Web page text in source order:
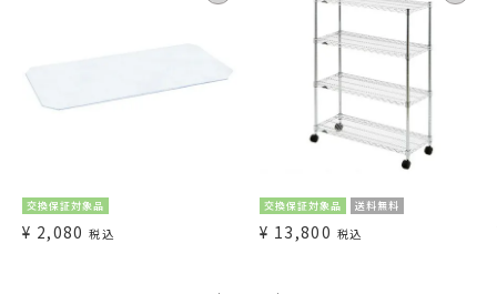
交換保証対象品
¥ 2,080 税込
交換保証対象品 送料無料
¥ 13,800 税込